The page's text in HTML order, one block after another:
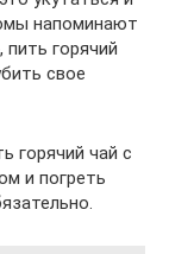
напоминают
горячий
свое
горячий чай с
и погреть